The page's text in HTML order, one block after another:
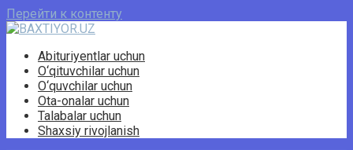
Перейти к контенту
Abituriyentlar uchun
O‘qituvchilar uchun
O‘quvchilar uchun
Ota-onalar uchun
Talabalar uchun
Shaxsiy rivojlanish